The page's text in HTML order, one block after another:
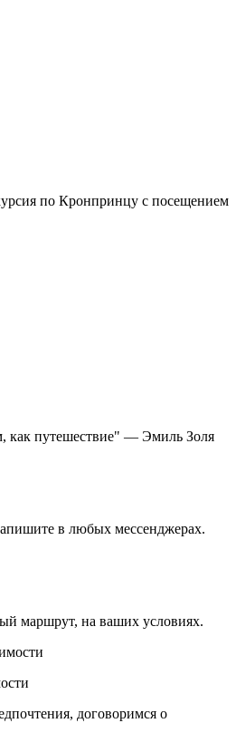
по Кронпринцу с посещением
как путешествие" — Эмиль Золя
в любых мессенджерах.
маршрут, на ваших условиях.
договоримся о